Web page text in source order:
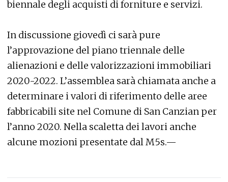
biennale degli acquisti di forniture e servizi.
In discussione giovedì ci sarà pure
l’approvazione del piano triennale delle
alienazioni e delle valorizzazioni immobiliari
2020-2022. L’assemblea sarà chiamata anche a
determinare i valori di riferimento delle aree
fabbricabili site nel Comune di San Canzian per
l’anno 2020. Nella scaletta dei lavori anche
alcune mozioni presentate dal M5s.—